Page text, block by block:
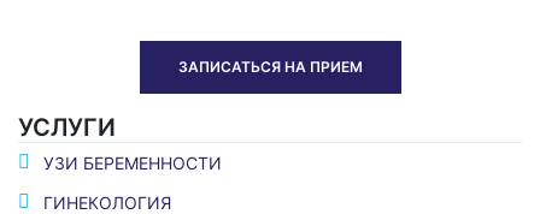
ЗАПИСАТЬСЯ НА ПРИЕМ
УСЛУГИ
УЗИ БЕРЕМЕННОСТИ
ГИНЕКОЛОГИЯ